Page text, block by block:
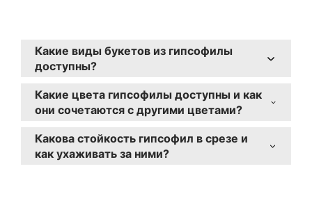
Какие виды букетов из гипсофилы
доступны?
варианты букетов с гипсофилой. Вы
можете выбрать букет, оформленный в
бумаге для природного шарма, в коробке
для элегантности, в сумке для легкости
или в шляпной коробке для творческого и
Какие цвета гипсофилы доступны и как
они сочетаются с другими цветами?
фиолетовом цветах. Белая гипсофила
символизирует чистоту, розовая -
Какова стойкость гипсофил в срезе и
как ухаживать за ними?